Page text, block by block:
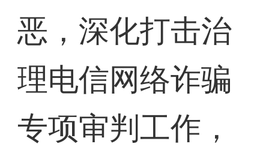
恶，深化打击治
理电信网络诈骗
专项审判工作，